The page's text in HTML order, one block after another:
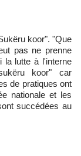
koor". "Que
pas ne prenne
la lutte à l'interne
koor" car
de pratiques ont
nationale et les
succédées au